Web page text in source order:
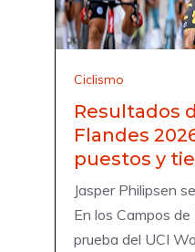
Ciclismo
Resultados
Flandes
puestos y
Jasper Philipsen
En los Campos
prueba del UCI